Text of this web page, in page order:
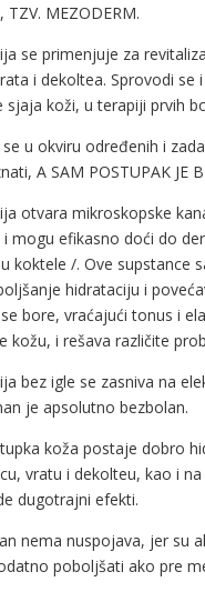
TZV. MEZODERM.
se primenjuje za
i dekoltea. Sprovodi
sjaja koži, u terapiji prvih
u okviru određenih i
A SAM POSTUPAK JE
otvara mikroskopske
i mogu efikasno doći do
koktele /. Ove supstance
hidrataciju i
bore, vraćajući tonus i
kožu, i rešava različite
bez igle se zasniva na
je apsolutno bezbolan.
koža postaje dobro
vratu i dekolteu, kao i
dugotrajni efekti.
nema nuspojava, jer su
poboljšati ako pre